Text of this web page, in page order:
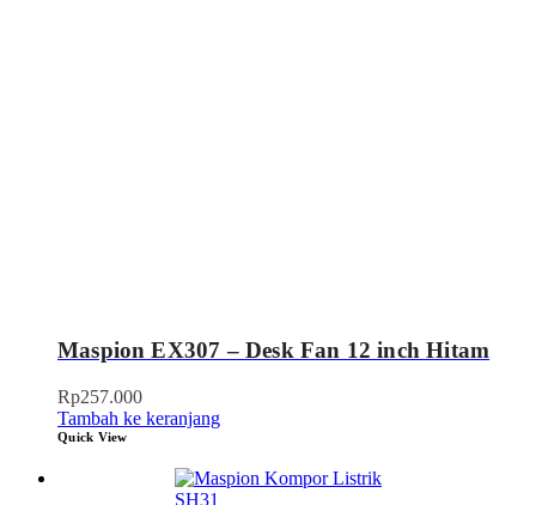
Maspion EX307 – Desk Fan 12 inch Hitam
Rp257.000
Tambah ke keranjang
Quick View